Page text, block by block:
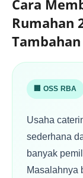
Cara
Rumahan
Tambahan
🏢 OSS RBA
Usaha
sederhana
banyak
Masalahnya